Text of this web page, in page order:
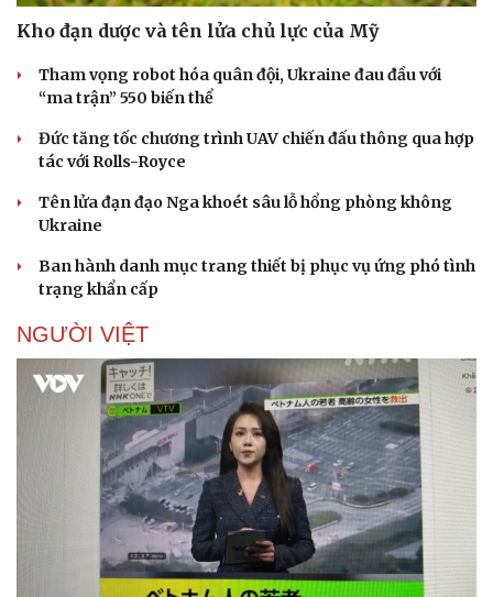
Vì cộng đồng
Chuyển đổi số
Kho đạn dược và tên lửa chủ lực của Mỹ
Tham vọng robot hóa quân đội, Ukraine đau đầu với
“ma trận” 550 biến thể
Đức tăng tốc chương trình UAV chiến đấu thông qua hợp
tác với Rolls-Royce
Tên lửa đạn đạo Nga khoét sâu lỗ hổng phòng không
Ukraine
Ban hành danh mục trang thiết bị phục vụ ứng phó tình
trạng khẩn cấp
NGƯỜI VIỆT